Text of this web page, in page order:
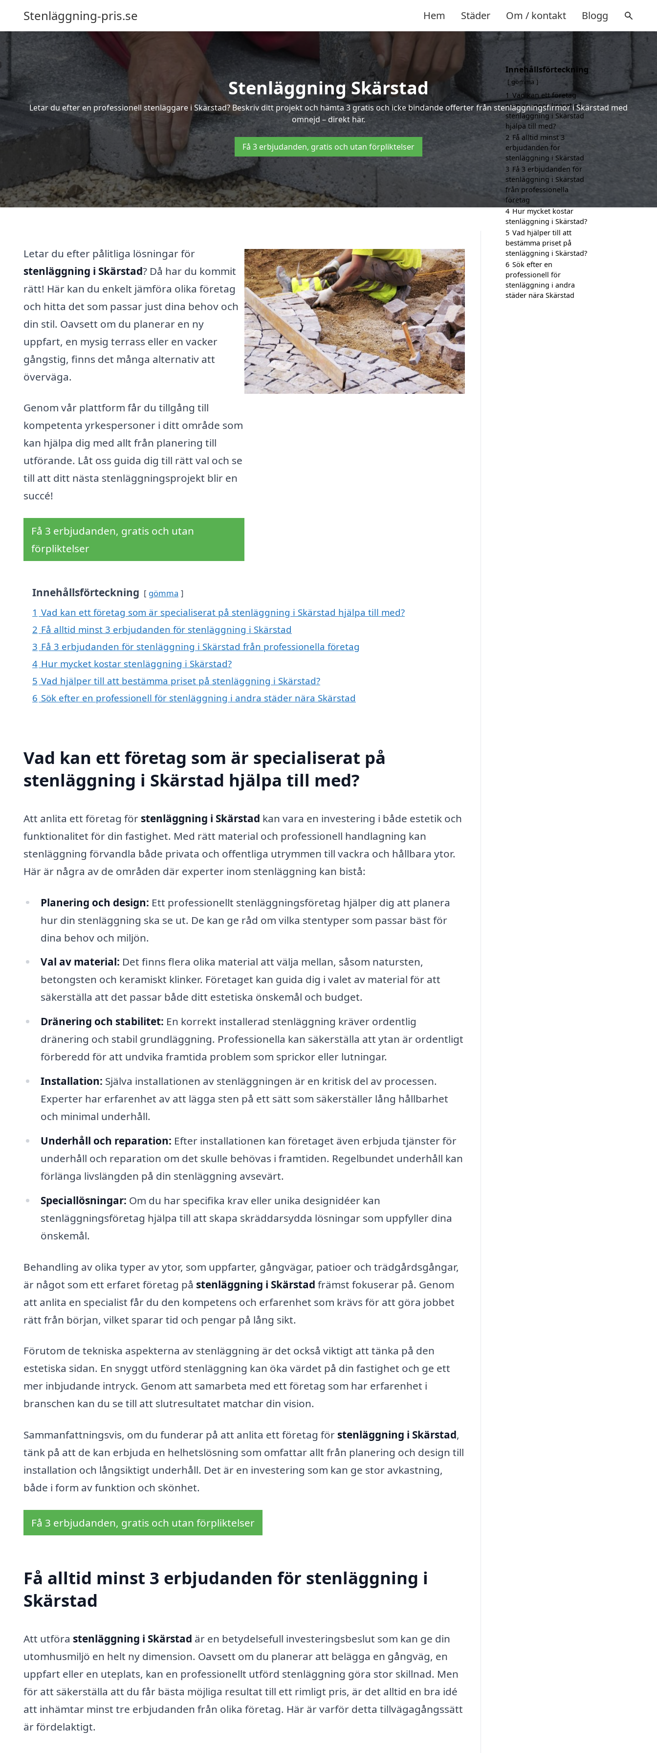
Stenläggning-pris.se Hem Städer Om / kontakt Blogg
Stenläggning Skärstad
Letar du efter en professionell stenläggare i Skärstad? Beskriv ditt projekt och hämta 3 gratis och icke bindande offerter från stenläggningsfirmor i Skärstad med
omnejd – direkt här.
Få 3 erbjudanden, gratis och utan förpliktelser
Letar du efter pålitliga lösningar för
stenläggning i Skärstad? Då har du kommit
rätt! Här kan du enkelt jämföra olika företag
och hitta det som passar just dina behov och
din stil. Oavsett om du planerar en ny
uppfart, en mysig terrass eller en vacker
gångstig, finns det många alternativ att
överväga.
Genom vår plattform får du tillgång till
kompetenta yrkespersoner i ditt område som
kan hjälpa dig med allt från planering till
utförande. Låt oss guida dig till rätt val och se
till att ditt nästa stenläggningsprojekt blir en
succé!
Få 3 erbjudanden, gratis och utan
förpliktelser
Innehållsförteckning gömma
1 Vad kan ett företag som är specialiserat på stenläggning i Skärstad hjälpa till med?
2 Få alltid minst 3 erbjudanden för stenläggning i Skärstad
3 Få 3 erbjudanden för stenläggning i Skärstad från professionella företag
4 Hur mycket kostar stenläggning i Skärstad?
5 Vad hjälper till att bestämma priset på stenläggning i Skärstad?
6 Sök efter en professionell för stenläggning i andra städer nära Skärstad
Vad kan ett företag som är specialiserat på
stenläggning i Skärstad hjälpa till med?
Att anlita ett företag för stenläggning i Skärstad kan vara en investering i både estetik och
funktionalitet för din fastighet. Med rätt material och professionell handlagning kan
stenläggning förvandla både privata och offentliga utrymmen till vackra och hållbara ytor.
Här är några av de områden där experter inom stenläggning kan bistå:
Planering och design: Ett professionellt stenläggningsföretag hjälper dig att planera
hur din stenläggning ska se ut. De kan ge råd om vilka stentyper som passar bäst för
dina behov och miljön.
Val av material: Det finns flera olika material att välja mellan, såsom natursten,
betongsten och keramiskt klinker. Företaget kan guida dig i valet av material för att
säkerställa att det passar både ditt estetiska önskemål och budget.
Dränering och stabilitet: En korrekt installerad stenläggning kräver ordentlig
dränering och stabil grundläggning. Professionella kan säkerställa att ytan är ordentligt
förberedd för att undvika framtida problem som sprickor eller lutningar.
Installation: Själva installationen av stenläggningen är en kritisk del av processen.
Experter har erfarenhet av att lägga sten på ett sätt som säkerställer lång hållbarhet
och minimal underhåll.
Underhåll och reparation: Efter installationen kan företaget även erbjuda tjänster för
underhåll och reparation om det skulle behövas i framtiden. Regelbundet underhåll kan
förlänga livslängden på din stenläggning avsevärt.
Speciallösningar: Om du har specifika krav eller unika designidéer kan
stenläggningsföretag hjälpa till att skapa skräddarsydda lösningar som uppfyller dina
önskemål.
Behandling av olika typer av ytor, som uppfarter, gångvägar, patioer och trädgårdsgångar,
är något som ett erfaret företag på stenläggning i Skärstad främst fokuserar på. Genom
att anlita en specialist får du den kompetens och erfarenhet som krävs för att göra jobbet
rätt från början, vilket sparar tid och pengar på lång sikt.
Förutom de tekniska aspekterna av stenläggning är det också viktigt att tänka på den
estetiska sidan. En snyggt utförd stenläggning kan öka värdet på din fastighet och ge ett
mer inbjudande intryck. Genom att samarbeta med ett företag som har erfarenhet i
branschen kan du se till att slutresultatet matchar din vision.
Sammanfattningsvis, om du funderar på att anlita ett företag för stenläggning i Skärstad,
tänk på att de kan erbjuda en helhetslösning som omfattar allt från planering och design till
installation och långsiktigt underhåll. Det är en investering som kan ge stor avkastning,
både i form av funktion och skönhet.
Få 3 erbjudanden, gratis och utan förpliktelser
Få alltid minst 3 erbjudanden för stenläggning i
Skärstad
Att utföra stenläggning i Skärstad är en betydelsefull investeringsbeslut som kan ge din
utomhusmiljö en helt ny dimension. Oavsett om du planerar att belägga en gångväg, en
uppfart eller en uteplats, kan en professionellt utförd stenläggning göra stor skillnad. Men
för att säkerställa att du får bästa möjliga resultat till ett rimligt pris, är det alltid en bra idé
att inhämtar minst tre erbjudanden från olika företag. Här är varför detta tillvägagångssätt
är fördelaktigt.
Innehållsförteckning
gömma
1 Vad kan ett företag
som är specialiserat på
stenläggning i Skärstad
hjälpa till med?
2 Få alltid minst 3
erbjudanden för
stenläggning i Skärstad
3 Få 3 erbjudanden för
stenläggning i Skärstad
från professionella
företag
4 Hur mycket kostar
stenläggning i Skärstad?
5 Vad hjälper till att
bestämma priset på
stenläggning i Skärstad?
6 Sök efter en
professionell för
stenläggning i andra
städer nära Skärstad